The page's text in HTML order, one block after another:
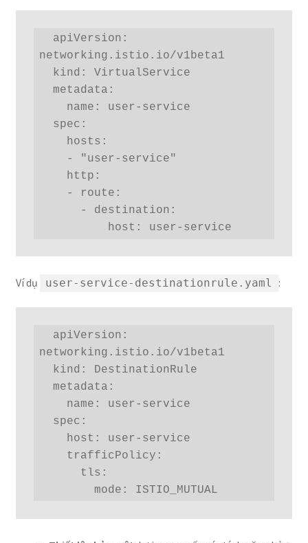
networking.istio.io/v1beta1
          host: user-service
Ví dụ user-service-destinationrule.yaml :
networking.istio.io/v1beta1
        mode: ISTIO_MUTUAL